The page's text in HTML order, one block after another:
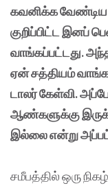
கவனிக்க
குறிப்பிட்ட இனப்
வாங்கப்பட்டது.
ஏன் சத்தியம்
டாலர் கேள்வி.
ஆண்களுக்கு
இல்லை என்று
சமீபத்தில் ஒரு